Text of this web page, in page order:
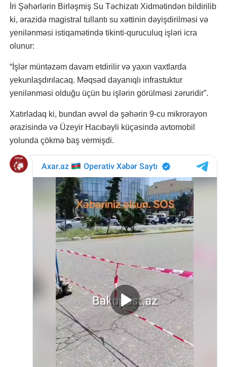
İri Şəhərlərin Birləşmiş Su Təchizatı Xidmətindən bildirilib
ki, ərazidə magistral tullantı su xəttinin dəyişdirilməsi və
yenilənməsi istiqamətində tikinti-quruculuq işləri icra
olunur:
“İşlər müntəzəm davam etdirilir və yaxın vaxtlarda
yekunlaşdırılacaq. Məqsəd dayanıqlı infrastuktur
yenilənməsi olduğu üçün bu işlərin görülməsi zəruridir”.
Xatırladaq ki, bundan əvvəl də şəhərin 9-cu mikrorayon
ərazisində və Üzeyir Hacıbəyli küçəsində avtomobil
yolunda çökmə baş vermişdi.